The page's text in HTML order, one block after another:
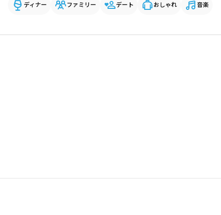
ディナー ファミリー デート おしゃれ 音楽